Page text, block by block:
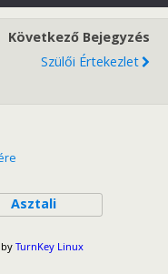
Következő Bejegyzés
Szülői Értekezlet
Asztali
TurnKey Linux